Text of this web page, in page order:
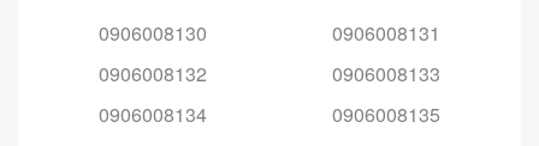
0906008130
0906008131
0906008132
0906008133
0906008134
0906008135